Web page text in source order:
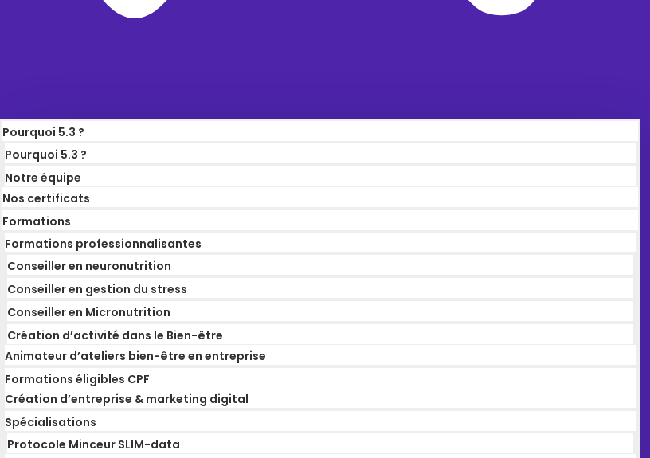
Pourquoi 5.3 ?
Pourquoi 5.3 ?
Notre équipe
Nos certificats
Formations
Formations professionnalisantes
Conseiller en neuronutrition
Conseiller en gestion du stress
Conseiller en Micronutrition
Création d’activité dans le Bien-être
Animateur d’ateliers bien-être en entreprise
Formations éligibles CPF
Création d’entreprise & marketing digital
Spécialisations
Protocole Minceur SLIM-data